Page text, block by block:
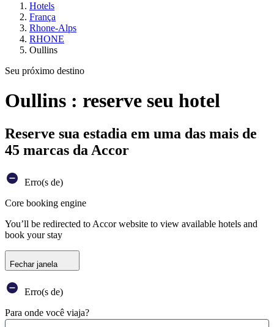
Hotels
França
Rhone-Alps
RHONE
Oullins
Seu próximo destino
Oullins : reserve seu hotel
Reserve sua estadia em uma das mais de
45 marcas da Accor
Erro(s de)
Core booking engine
You’ll be redirected to Accor website to view available hotels and
book your stay
Fechar janela
Erro(s de)
Para onde você viaja?